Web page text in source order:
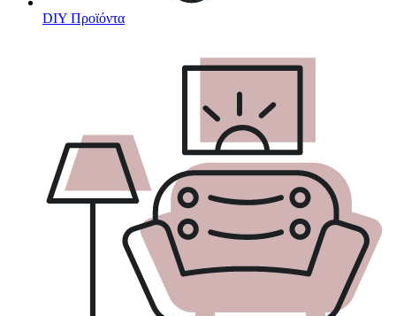
DIY Προϊόντα